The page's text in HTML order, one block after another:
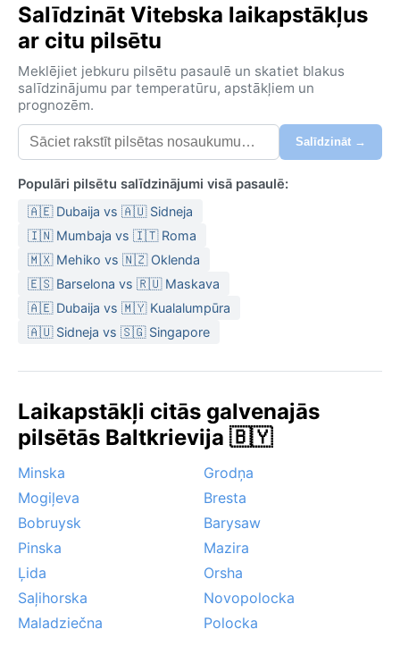
Salīdzināt Vitebska laikapstākļus
ar citu pilsētu
Meklējiet jebkuru pilsētu pasaulē un skatiet blakus
salīdzinājumu par temperatūru, apstākļiem un
prognozēm.
Salīdzināt →
Populāri pilsētu salīdzinājumi visā pasaulē:
🇦🇪 Dubaija vs 🇦🇺 Sidneja
🇮🇳 Mumbaja vs 🇮🇹 Roma
🇲🇽 Mehiko vs 🇳🇿 Oklenda
🇪🇸 Barselona vs 🇷🇺 Maskava
🇦🇪 Dubaija vs 🇲🇾 Kualalumpūra
🇦🇺 Sidneja vs 🇸🇬 Singapore
Laikapstākļi citās galvenajās
pilsētās Baltkrievija 🇧🇾
Minska
Grodņa
Mogiļeva
Bresta
Bobruysk
Barysaw
Pinska
Mazira
Ļida
Orsha
Saļihorska
Novopolocka
Maladziečna
Polocka